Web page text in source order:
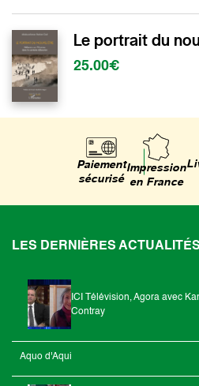
Le portrait du
25.00€
Paiement
sécurisé
Impression
en France
LES DERNIÈRES ACTUALITÉS
ICI Télévision, Agora avec
Contray
Aquo d'Aqui